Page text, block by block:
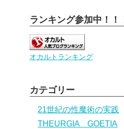
ランキング参加中！！
オカルトランキング
カテゴリー
21世紀の性魔術の実践
THEURGIA GOETIA